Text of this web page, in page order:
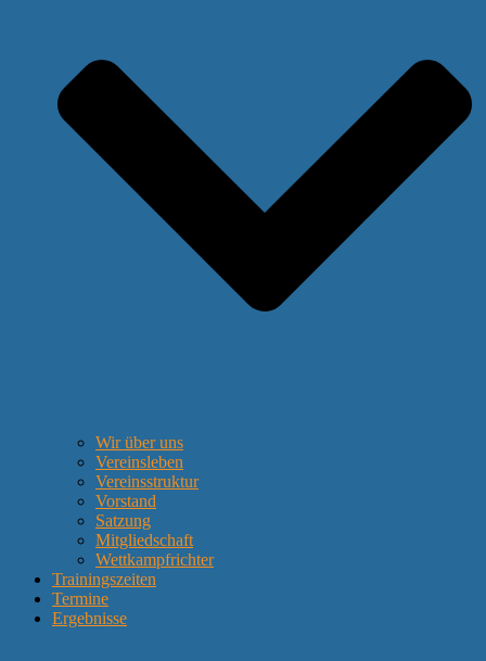
Wir über uns
Vereinsleben
Vereinsstruktur
Vorstand
Satzung
Mitgliedschaft
Wettkampfrichter
Trainingszeiten
Termine
Ergebnisse